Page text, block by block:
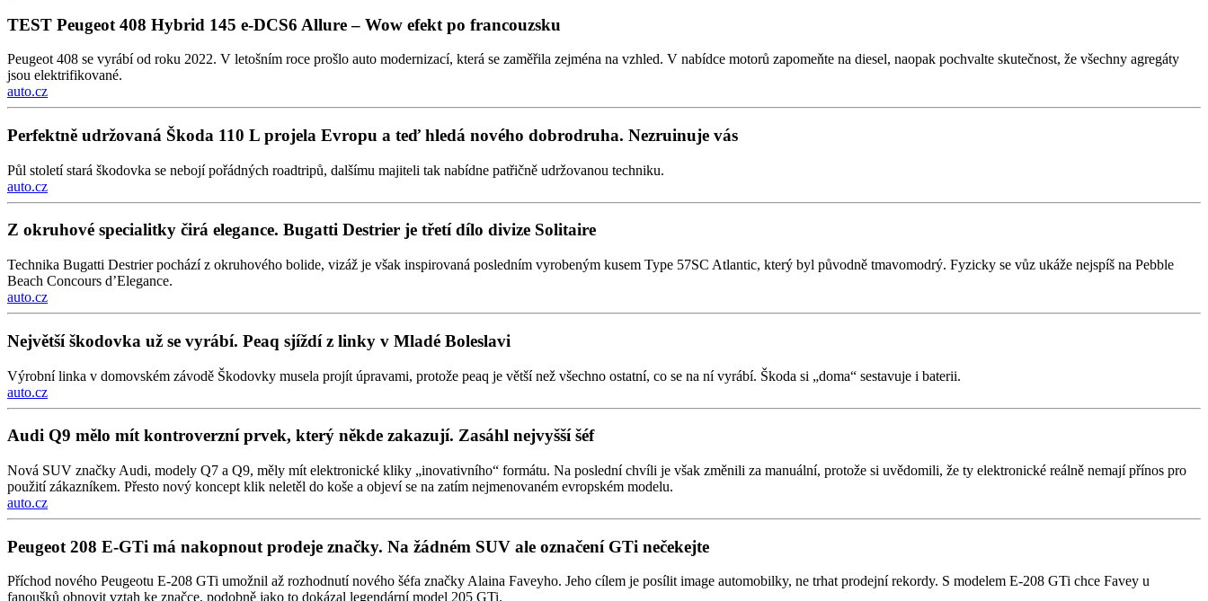
TEST Peugeot 408 Hybrid 145 e-DCS6 Allure – Wow efekt po francouzsku
Peugeot 408 se vyrábí od roku 2022. V letošním roce prošlo auto modernizací, která se zaměřila zejména na vzhled. V nabídce motorů zapomeňte na diesel, naopak pochvalte skutečnost, že všechny agregáty
jsou elektrifikované.
auto.cz
Perfektně udržovaná Škoda 110 L projela Evropu a teď hledá nového dobrodruha. Nezruinuje vás
Půl století stará škodovka se nebojí pořádných roadtripů, dalšímu majiteli tak nabídne patřičně udržovanou techniku.
auto.cz
Z okruhové specialitky čirá elegance. Bugatti Destrier je třetí dílo divize Solitaire
Technika Bugatti Destrier pochází z okruhového bolide, vizáž je však inspirovaná posledním vyrobeným kusem Type 57SC Atlantic, který byl původně tmavomodrý. Fyzicky se vůz ukáže nejspíš na Pebble
Beach Concours d’Elegance.
auto.cz
Největší škodovka už se vyrábí. Peaq sjíždí z linky v Mladé Boleslavi
Výrobní linka v domovském závodě Škodovky musela projít úpravami, protože peaq je větší než všechno ostatní, co se na ní vyrábí. Škoda si „doma“ sestavuje i baterii.
auto.cz
Audi Q9 mělo mít kontroverzní prvek, který někde zakazují. Zasáhl nejvyšší šéf
Nová SUV značky Audi, modely Q7 a Q9, měly mít elektronické kliky „inovativního“ formátu. Na poslední chvíli je však změnili za manuální, protože si uvědomili, že ty elektronické reálně nemají přínos pro
použití zákazníkem. Přesto nový koncept klik neletěl do koše a objeví se na zatím nejmenovaném evropském modelu.
auto.cz
Peugeot 208 E-GTi má nakopnout prodeje značky. Na žádném SUV ale označení GTi nečekejte
Příchod nového Peugeotu E-208 GTi umožnil až rozhodnutí nového šéfa značky Alaina Faveyho. Jeho cílem je posílit image automobilky, ne trhat prodejní rekordy. S modelem E-208 GTi chce Favey u
fanoušků obnovit vztah ke značce, podobně jako to dokázal legendární model 205 GTi.